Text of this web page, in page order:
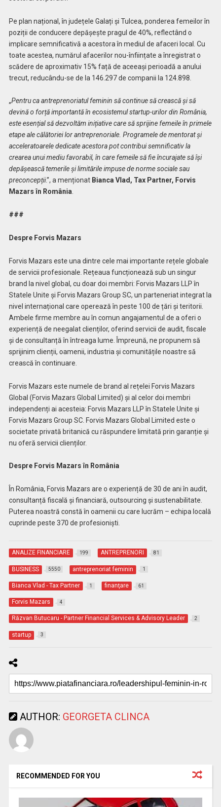
Pe plan național, în județele Galați și Tulcea, ponderea femeilor în
poziții de conducere depășește pragul de 40%, reflectând o
implicare semnificativă a acestora în mediul de afaceri local. Cu
toate acestea, numărul afacerilor nou-înființate a înregistrat o
scădere de aproximativ 15% față de aceeași perioadă a anului
trecut, reducându-se de la 146.297 de companii la 124.898.
„Pentru ca antreprenoriatul feminin să continue să crească și să
devină o forță importantă în ecosistemul startup-urilor din România,
este esențial să dezvoltăm inițiative care să sprijine femeile în primele
etape ale călătoriei lor antreprenoriale. Programele de mentorat și
acceleratoarele dedicate acestora pot contribui semnificativ la
crearea unui mediu favorabil, în care femeile să fie încurajate să își
depășească temerile și limitările impuse de norme sociale sau
preconcepții.”, a menționat Bianca Vlad, Tax Partner, Forvis
Mazars în România.
###
Despre Forvis Mazars
Forvis Mazars este una dintre cele mai importante rețele globale
de servicii profesionale. Rețeaua funcționează sub un singur
brand la nivel global, cu doar doi membri: Forvis Mazars LLP în
Statele Unite și Forvis Mazars Group SC, un parteneriat integrat la
nivel internațional care operează în peste 100 de țări și teritorii.
Ambele firme membre au în comun angajamentul de a oferi o
experiență de neegalat clienților, oferind servicii de audit, fiscale
și de consultanță în întreaga lume. Împreună, ne propunem să
sprijinim clienții, oamenii, industria și comunitățile noastre să
crească în continuare.
Forvis Mazars este numele de brand al rețelei Forvis Mazars
Global (Forvis Mazars Global Limited) și al celor doi membri
independenți ai acesteia: Forvis Mazars LLP în Statele Unite și
Forvis Mazars Group SC. Forvis Mazars Global Limited este o
societate privată britanică cu răspundere limitată prin garanție și
nu oferă servicii clienților.
Despre Forvis Mazars în România
În România, Forvis Mazars are o experiență de 30 de ani în audit,
consultanță fiscală și financiară, outsourcing și sustenabilitate.
Puterea noastră constă în oamenii cu care lucrăm – echipa locală
cuprinde peste 370 de profesioniști.
ANALIZE FINANCIARE 199 ANTREPRENORI 81
BUSINESS 5550 antreprenoriat feminin 1
Bianca Vlad - Tax Partner 1 finanţare 61
Forvis Mazars 4
Răzvan Butucaru - Partner Financial Services & Advisory Leader 2
startup 3
AUTHOR: GEORGETA CLINCA
RECOMMENDED FOR YOU